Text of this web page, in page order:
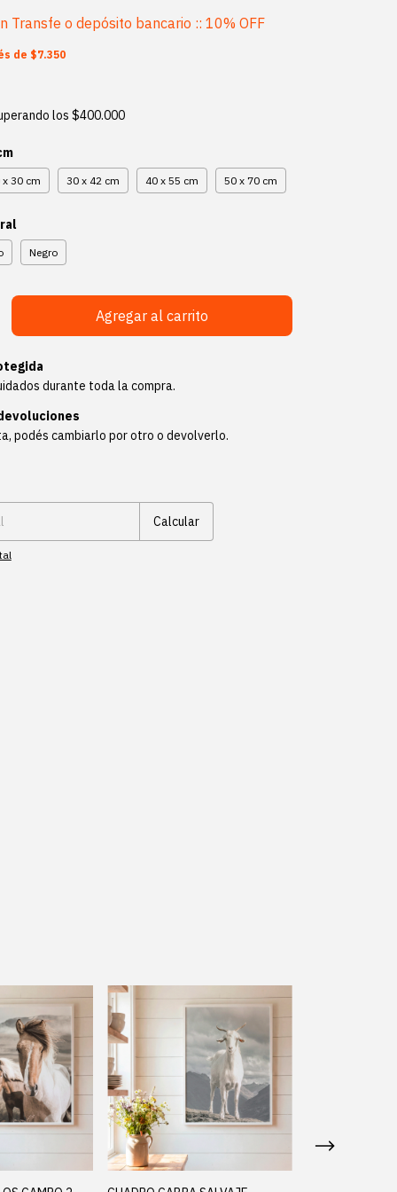
Transfe o depósito bancario :: 10% OFF
de $7.350
los$400.000
x 30 cm 30 x 42 cm 40 x 55 cm 50 x 70 cm
Negro
durante toda la compra.
podés cambiarlo por otro o devolverlo.
Calcular